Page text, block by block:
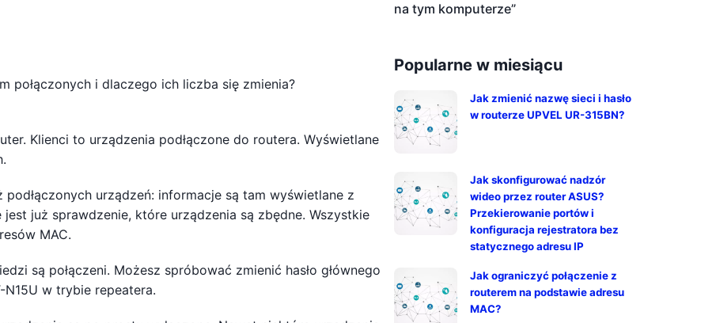
połączonych i dlaczego ich liczba się zmienia?
Klienci to urządzenia podłączone do routera. Wyświetlane
urządzeń: informacje są tam wyświetlane z
już sprawdzenie, które urządzenia są zbędne. Wszystkie
MAC.
są połączeni. Możesz spróbować zmienić hasło głównego
w trybie repeatera.
na tym komputerze”
Popularne w miesiącu
Jak zmienić nazwę sieci i hasło
w routerze UPVEL UR-315BN?
Jak skonfigurować nadzór
wideo przez router ASUS?
Przekierowanie portów i
konfiguracja rejestratora bez
statycznego adresu IP
Jak ograniczyć połączenie z
routerem na podstawie adresu
MAC?